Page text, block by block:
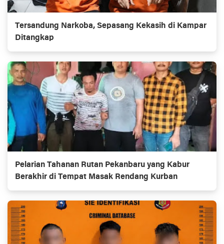
Tersandung Narkoba, Sepasang Kekasih di Kampar
Ditangkap
Pelarian Tahanan Rutan Pekanbaru yang Kabur
Berakhir di Tempat Masak Rendang Kurban